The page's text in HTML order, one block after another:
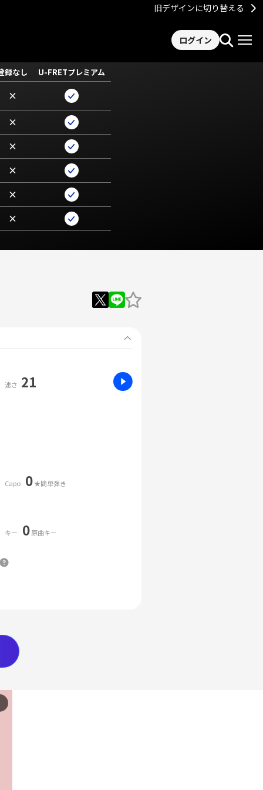
旧デザインに切り替える
ログイン
録なし U-FRETプレミアム
×
×
×
×
×
×
速さ 21
Capo 0★簡単弾き
キー 0原曲キー